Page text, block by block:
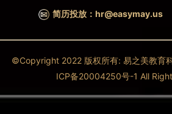
简历投放：hr@easymay.us
©Copyright 2022 版权所有: 易之美教育
ICP备20004250号-1 All